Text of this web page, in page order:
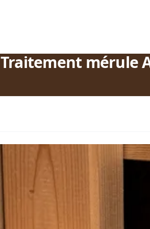
Traitement mérule